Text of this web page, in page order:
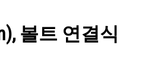
볼트 연결식